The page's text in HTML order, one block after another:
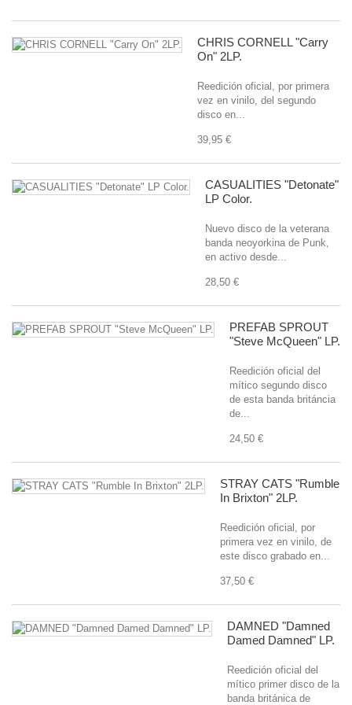
CHRIS CORNELL "Carry
On" 2LP.
Reedición oficial, por primera
vez en vinilo, del segundo
disco en...
39,95 €
CASUALITIES "Detonate"
LP Color.
Nuevo disco de la veterana
banda neoyorkina de Punk,
en activo desde...
28,50 €
PREFAB SPROUT
"Steve McQueen" LP.
Reedición oficial del
mítico segundo disco
de esta banda británcia
de...
24,50 €
STRAY CATS "Rumble
In Brixton" 2LP.
Reedición oficial, por
primera vez en vinilo, de
este disco grabado en...
37,50 €
DAMNED "Damned
Damed Damned" LP.
Reedición oficial del
mítico primer disco de la
banda británica de